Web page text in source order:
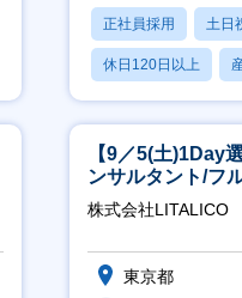
正社員採用 土日
休日120日以上
賞与あり
【9／5(土)1Day
ンサルタント/フ
ート/育休最長6年
株式会社LITALICO
東京都